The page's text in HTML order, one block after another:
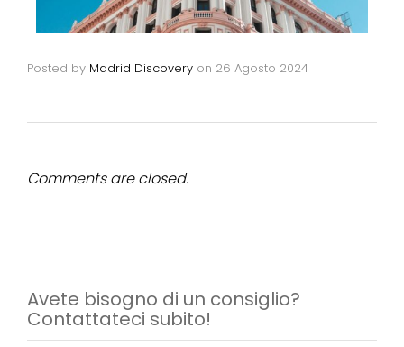
Posted by Madrid Discovery on 26 Agosto 2024
Comments are closed.
Avete bisogno di un consiglio?
Contattateci subito!